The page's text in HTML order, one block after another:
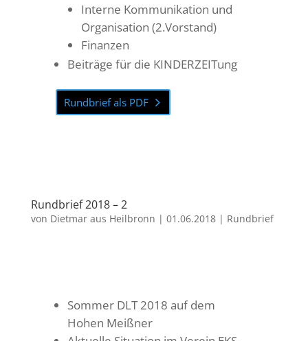
Interne Kommunikation und
Organisation (2.Vorstand)
Finanzen
Beiträge für die KINDERZEITung
Rundbrief als PDF
Rundbrief 2018 – 2
von Dietmar aus Heilbronn | 01.06.2018| Rundbrief
Sommer DLT 2018 auf dem
Hohen Meißner